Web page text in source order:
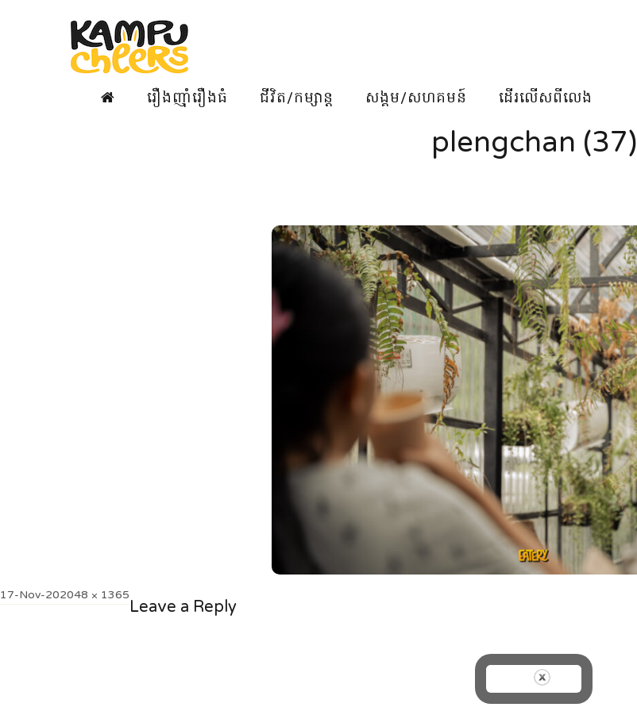
រឿងញ៉ាំរឿងធំ ជីវិត/កម្សាន្ត សង្គម/សហគមន៍ ដើរលើសពីលេង
plengchan (37)
Posted
17-Nov-20Full
2048 × 1365
Leave a Reply